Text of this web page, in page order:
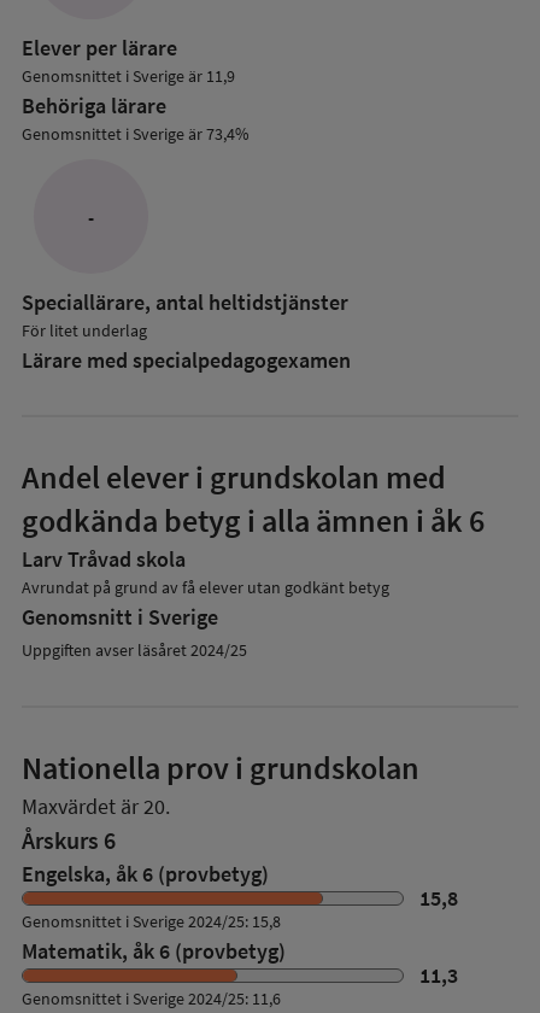
Elever per lärare
Genomsnittet i Sverige är 11,9
Behöriga lärare
Genomsnittet i Sverige är 73,4%
-
Speciallärare, antal heltidstjänster
För litet underlag
Lärare med specialpedagog­examen
Andel elever i grundskolan med
godkända betyg i alla ämnen i åk 6
Larv Tråvad skola
Avrundat på grund av få elever utan godkänt betyg
Genomsnitt i Sverige
Uppgiften avser läsåret 2024/25
Nationella prov i grundskolan
Maxvärdet är 20.
Årskurs 6
Engelska, åk 6 (provbetyg)
15,8
Genomsnittet i Sverige 2024/25: 15,8
Matematik, åk 6 (provbetyg)
11,3
Genomsnittet i Sverige 2024/25: 11,6